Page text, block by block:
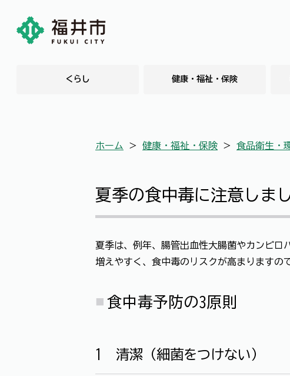
くらし 健康・福祉・保険
ホーム ＞ 健康・福祉・保険 ＞ 食品衛生・
夏季の食中毒に注意しま
夏季は、例年、腸管出血性大腸菌やカンピロ
増えやすく、食中毒のリスクが高まりますの
食中毒予防の3原則
1 清潔（細菌をつけない）